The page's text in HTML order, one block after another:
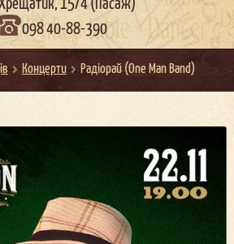
15/4 (Пасаж)
098 40-88-390
Концерти Радіорай (One Man Band)